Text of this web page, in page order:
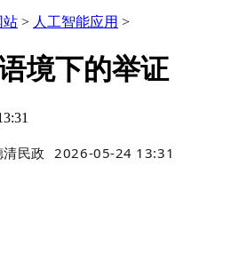
站 > 人工智能应用 >
境下的举证
清民政
2026-05-24 13:31